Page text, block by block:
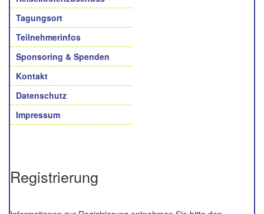
Tagungsort
Teilnehmerinfos
Sponsoring & Spenden
Kontakt
Datenschutz
Impressum
Registrierung